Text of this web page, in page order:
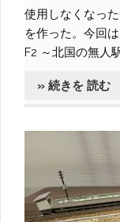
使用しなくなっ
を作った。今回
F2 ～北国の無人
» 続きを 読む